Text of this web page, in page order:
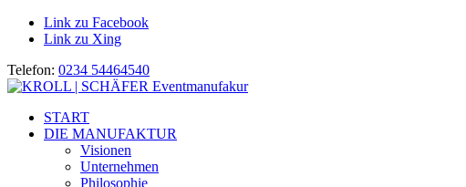
Link zu Facebook
Link zu Xing
Telefon: 0234 54464540
START
DIE MANUFAKTUR
Visionen
Unternehmen
Philosophie